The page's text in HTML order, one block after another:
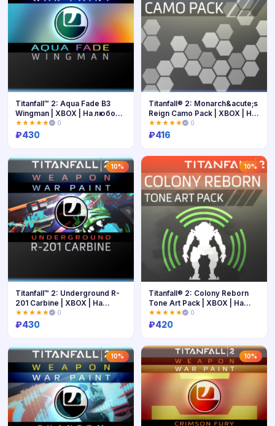
Купить
Titanfall™ 2: Aqua Fade B3
Wingman | XBOX | На любой
аккаунт
★★★★★ 0
₽430
Купить
Titanfall® 2: Monarch&acute;s
Reign Camo Pack | XBOX | На
любой аккаунт
★★★★★ 0
₽416
10%
Купить
Titanfall™ 2: Underground R-
201 Carbine | XBOX | На
любой аккаунт
★★★★★ 0
₽430
10%
Купить
Titanfall® 2: Colony Reborn
Tone Art Pack | XBOX | На
любой аккаунт
★★★★★ 0
₽420
10% 10%